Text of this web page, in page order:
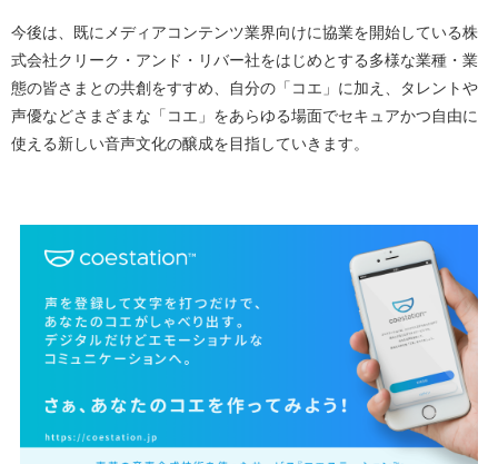
今後は、既にメディアコンテンツ業界向けに協業を開始している株
式会社クリーク・アンド・リバー社をはじめとする多様な業種・業
態の皆さまとの共創をすすめ、自分の「コエ」に加え、タレントや
声優などさまざまな「コエ」をあらゆる場面でセキュアかつ自由に
使える新しい音声文化の醸成を目指していきます。